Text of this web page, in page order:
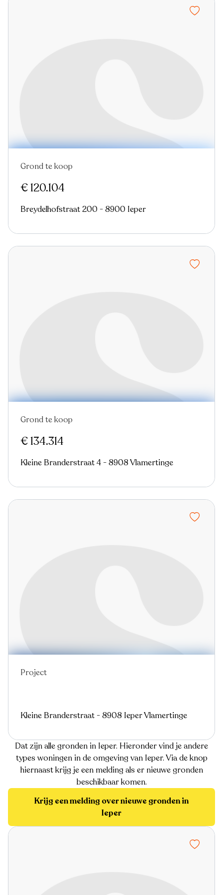
Grond te koop
€ 120.104
Breydelhofstraat 200 - 8900 Ieper
Grond te koop
€ 134.314
Kleine Branderstraat 4 - 8908 Vlamertinge
Project
Kleine Branderstraat - 8908 Ieper Vlamertinge
Dat zijn alle gronden in Ieper. Hieronder vind je andere
types woningen in de omgeving van Ieper. Via de knop
hiernaast krijg je een melding als er nieuwe gronden
beschikbaar komen.
Krijg een melding over nieuwe gronden in
Ieper